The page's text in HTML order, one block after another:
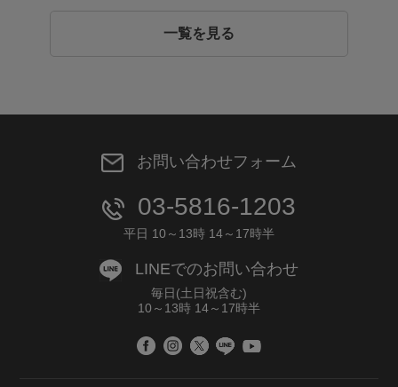
一覧を見る
お問い合わせフォーム
03-5816-1203
平日 10～13時 14～17時半
LINEでのお問い合わせ
毎日(土日祝含む)
10～13時 14～17時半